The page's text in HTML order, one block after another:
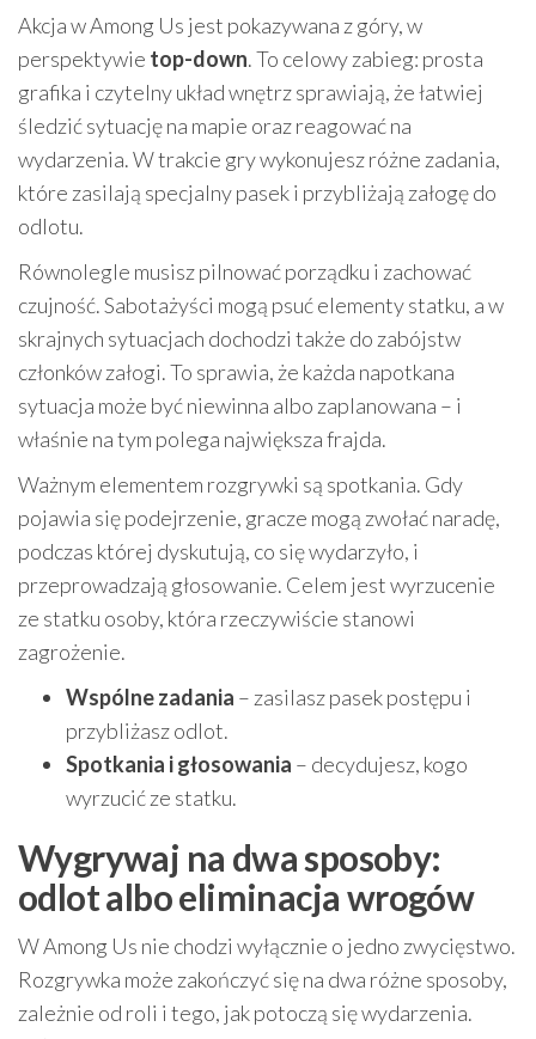
Akcja w Among Us jest pokazywana z góry, w
perspektywie top-down. To celowy zabieg: prosta
grafika i czytelny układ wnętrz sprawiają, że łatwiej
śledzić sytuację na mapie oraz reagować na
wydarzenia. W trakcie gry wykonujesz różne zadania,
które zasilają specjalny pasek i przybliżają załogę do
odlotu.
Równolegle musisz pilnować porządku i zachować
czujność. Sabotażyści mogą psuć elementy statku, a w
skrajnych sytuacjach dochodzi także do zabójstw
członków załogi. To sprawia, że każda napotkana
sytuacja może być niewinna albo zaplanowana – i
właśnie na tym polega największa frajda.
Ważnym elementem rozgrywki są spotkania. Gdy
pojawia się podejrzenie, gracze mogą zwołać naradę,
podczas której dyskutują, co się wydarzyło, i
przeprowadzają głosowanie. Celem jest wyrzucenie
ze statku osoby, która rzeczywiście stanowi
zagrożenie.
Wspólne zadania – zasilasz pasek postępu i
przybliżasz odlot.
Spotkania i głosowania – decydujesz, kogo
wyrzucić ze statku.
Wygrywaj na dwa sposoby:
odlot albo eliminacja wrogów
W Among Us nie chodzi wyłącznie o jedno zwycięstwo.
Rozgrywka może zakończyć się na dwa różne sposoby,
zależnie od roli i tego, jak potoczą się wydarzenia.